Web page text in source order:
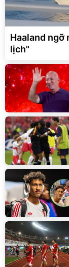
Haaland ngỡ
lịch"